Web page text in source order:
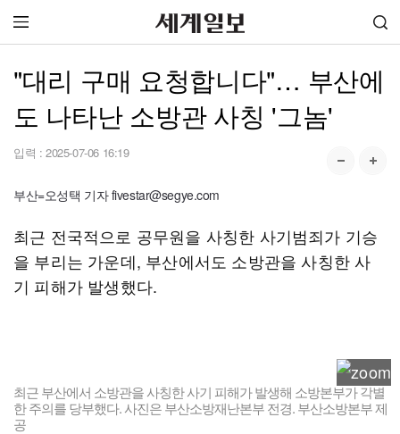
"대리 구매 요청합니다"… 부산에
도 나타난 소방관 사칭 '그놈'
입력 : 2025-07-06 16:19
부산=오성택 기자 fivestar@segye.com
최근 전국적으로 공무원을 사칭한 사기범죄가 기승
을 부리는 가운데, 부산에서도 소방관을 사칭한 사
기 피해가 발생했다.
최근 부산에서 소방관을 사칭한 사기 피해가 발생해 소방본부가 각별
한 주의를 당부했다. 사진은 부산소방재난본부 전경. 부산소방본부 제
공